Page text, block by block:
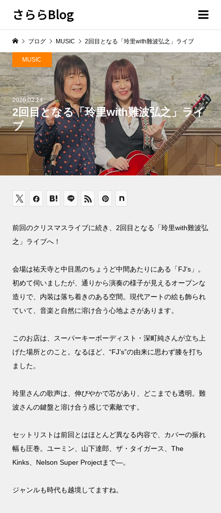
さららBlog
2026.02.14
2回目となる「玲里with難波弘之」ライ
ブ
MUSIC
ブログ MUSIC 2回目となる「玲里with難波弘之」ライブ
前回のクリスマスライブに続き、2回目となる「玲里with難波弘
之」ライブへ！
会場は祐天寺と中目黒のちょうど中間あたりにある「FJ’s」。
初めて伺いましたが、通りから演奏の様子が見えるオープンな
造りで、内装は落ち着きのある空間。現代アートの絵も飾られ
ていて、音楽と自然に溶け合う心地よさがあります。
このお店は、スーパーキーボーディスト・深町純さんが立ち上
げた場所とのこと。なるほど、“FJ’s”の由来に思わず膝を打ち
ました。
玲里さんの歌声は、伸びやかで芯があり、どこまでも透明。難
波さんの鍵盤と溶け合う感じで素敵です。
セットリストは前回とはほとんど異なる内容で、カバーの振れ
幅も圧巻。ユーミン、山下達郎、ザ・タイガース、The
Kinks、Nelson Super Projectまで―。
ジャンルも時代も越境してますね。